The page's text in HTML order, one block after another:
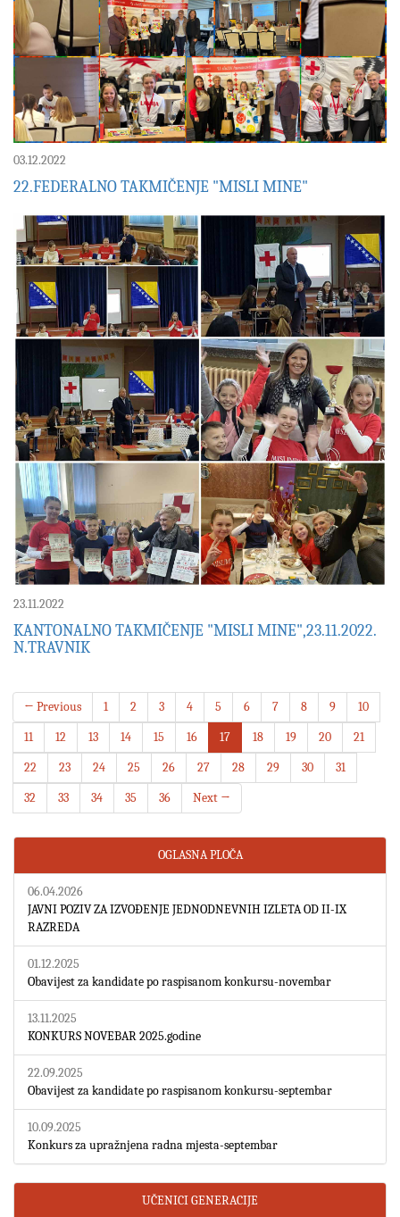
03.12.2022
22.FEDERALNO TAKMIČENJE "MISLI MINE"
23.11.2022
KANTONALNO TAKMIČENJE "MISLI MINE",23.11.2022.
N.TRAVNIK
← Previous 1 2 3 4 5 6 7 8 9
10
11
12 13 14 15 16 17 18 19 20
21
22
23 24 25 26 27 28 29 30
31
32
33 34 35 36 Next →
OGLASNA PLOČA
06.04.2026
JAVNI POZIV ZA IZVOĐENJE JEDNODNEVNIH IZLETA OD II-IX
RAZREDA
01.12.2025
Obavijest za kandidate po raspisanom konkursu-novembar
13.11.2025
KONKURS NOVEBAR 2025.godine
22.09.2025
Obavijest za kandidate po raspisanom konkursu-septembar
10.09.2025
Konkurs za upražnjena radna mjesta-septembar
UČENICI GENERACIJE